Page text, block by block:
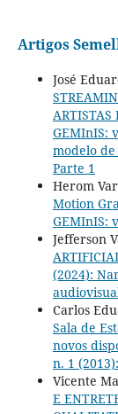
Artigos
José
ARTISTAS
GEMInIS:
modelo
Parte 1
Herom
Motion
GEMInIS:
Jefferson
(2024):
Carlos
Sala de
novos
n. 1
Vicente
E